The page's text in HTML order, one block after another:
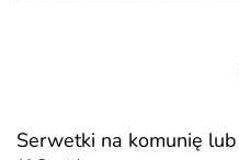
Serwetki na komunię